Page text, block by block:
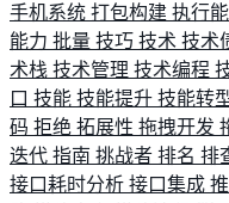
手机系统 打包构建 执行
能力 批量 技巧 技术 技术
术栈 技术管理 技术编程
口 技能 技能提升 技能转
码 拒绝 拓展性 拖拽开发
迭代 指南 挑战者 排名 排
接口耗时分析 接口集成